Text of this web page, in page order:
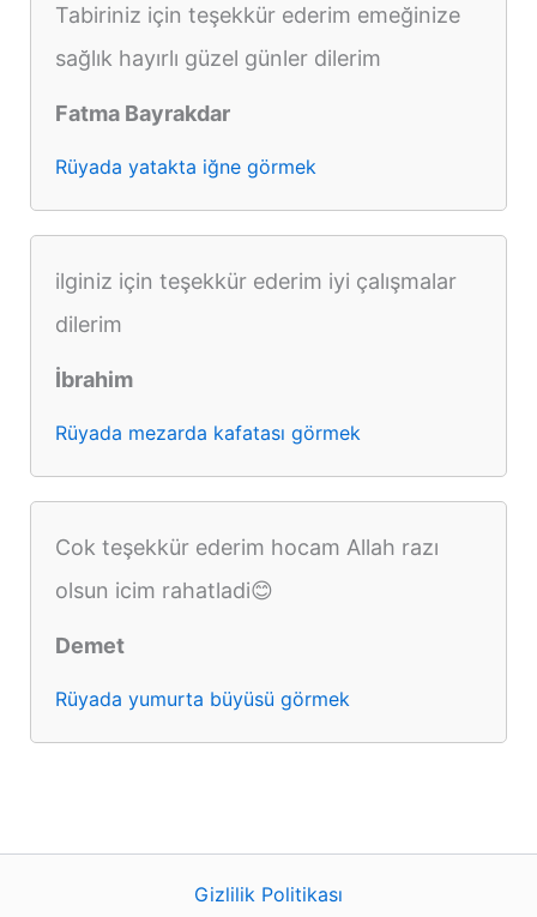
Tabiriniz için teşekkür ederim emeğinize
sağlık hayırlı güzel günler dilerim
Fatma Bayrakdar
Rüyada yatakta iğne görmek
ilginiz için teşekkür ederim iyi çalışmalar
dilerim
İbrahim
Rüyada mezarda kafatası görmek
Cok teşekkür ederim hocam Allah razı
olsun icim rahatladi😊
Demet
Rüyada yumurta büyüsü görmek
Gizlilik Politikası